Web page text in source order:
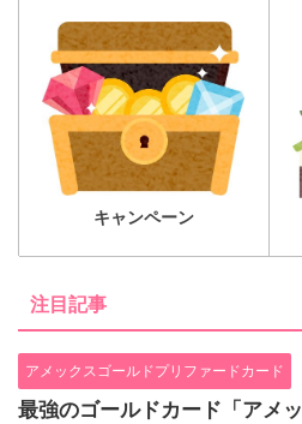
キャンペーン
注目記事
アメックスゴールドプリファードカード
最強のゴールドカード「アメッ